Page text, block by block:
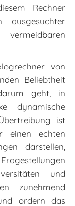
Rechner
ausgesuchter
von
Beliebtheit
geht, in
dynamische
ist
einen echten
darstellen,
und
zunehmend
ordern das